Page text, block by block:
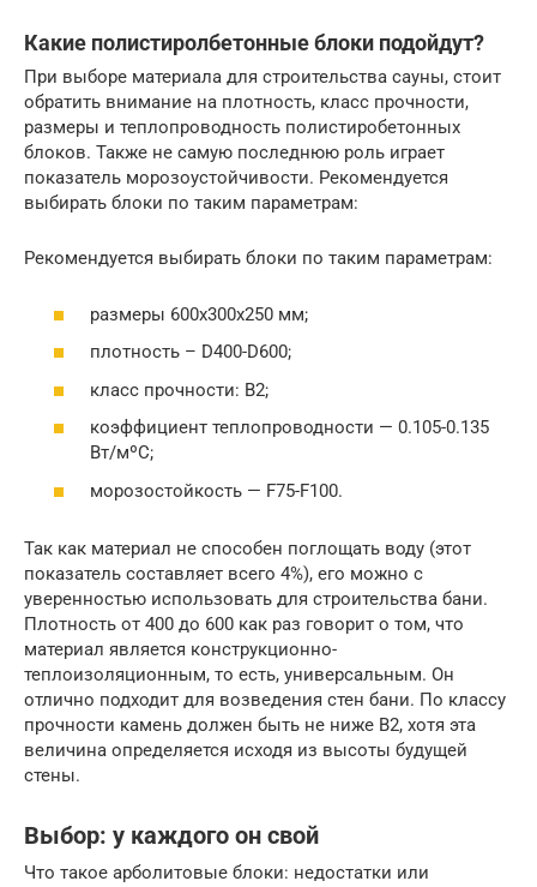
Какие полистиролбетонные блоки подойдут?
При выборе материала для строительства сауны, стоит
обратить внимание на плотность, класс прочности,
размеры и теплопроводность полистиробетонных
блоков. Также не самую последнюю роль играет
показатель морозоустойчивости. Рекомендуется
выбирать блоки по таким параметрам:
Рекомендуется выбирать блоки по таким параметрам:
размеры 600х300х250 мм;
плотность – D400-D600;
класс прочности: B2;
коэффициент теплопроводности — 0.105-0.135
Вт/мºC;
морозостойкость — F75-F100.
Так как материал не способен поглощать воду (этот
показатель составляет всего 4%), его можно с
уверенностью использовать для строительства бани.
Плотность от 400 до 600 как раз говорит о том, что
материал является конструкционно-
теплоизоляционным, то есть, универсальным. Он
отлично подходит для возведения стен бани. По классу
прочности камень должен быть не ниже B2, хотя эта
величина определяется исходя из высоты будущей
стены.
Выбор: у каждого он свой
Что такое арболитовые блоки: недостатки или